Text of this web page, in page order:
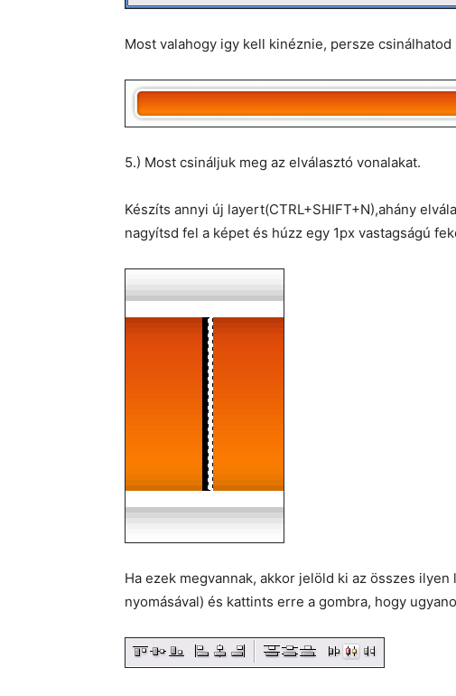
Most valahogy igy kell kinéznie, persze csinálhatod
5.) Most csináljuk meg az elválasztó vonalakat.
Készíts annyi új layert(CTRL+SHIFT+N),ahány
nagyítsd fel a képet és húzz egy 1px vastagságú
Ha ezek megvannak, akkor jelöld ki az összes
nyomásával) és kattints erre a gombra, hogy